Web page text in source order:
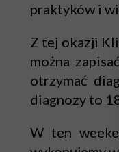
praktyków i
Z tej okazji
można
otrzymać
diagnozy to
W ten